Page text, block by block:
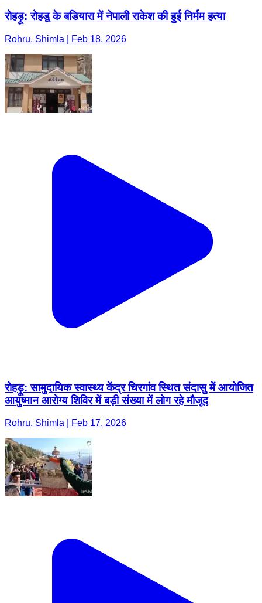
रोहड़ू: रोहडू के बडियारा में नेपाली राकेश की हुई निर्मम हत्या
Rohru, Shimla | Feb 18, 2026
रोहड़ू: सामुदायिक स्वास्थ्य केंद्र चिरगांव स्थित संदासु में आयोजित
आयुष्मान आरोग्य शिविर में बड़ी संख्या में लोग रहे मौजूद
Rohru, Shimla | Feb 17, 2026